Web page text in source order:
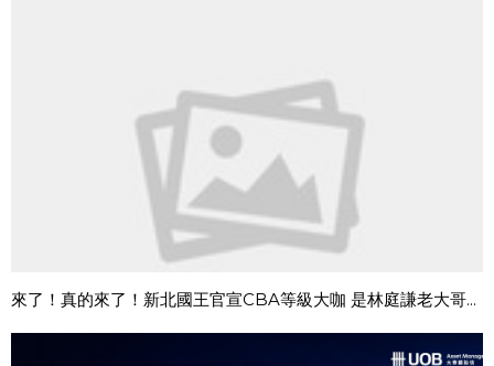
來了！真的來了！新北國王官宣CBA等級大咖 是林庭謙老大哥...